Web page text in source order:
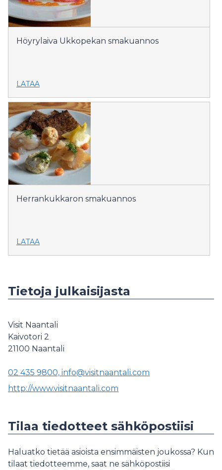
Höyrylaiva Ukkopekan smakuannos
LATAA
Herrankukkaron smakuannos
LATAA
Tietoja julkaisijasta
Visit Naantali
Kaivotori 2
21100 Naantali
02 435 9800, info@visitnaantali.com
http://www.visitnaantali.com
Tilaa tiedotteet sähköpostiisi
Haluatko tietää asioista ensimmäisten joukossa? Kun
tilaat tiedotteemme, saat ne sähköpostiisi